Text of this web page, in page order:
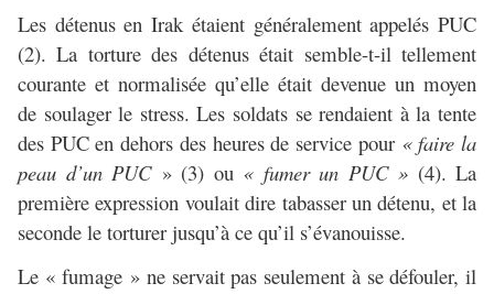
Les détenus en Irak étaient généralement appelés PUC
(2). La torture des détenus était semble-t-il tellement
courante et normalisée qu’elle était devenue un moyen
de soulager le stress. Les soldats se rendaient à la tente
des PUC en dehors des heures de service pour « faire la
peau d’un PUC » (3) ou « fumer un PUC » (4). La
première expression voulait dire tabasser un détenu, et la
seconde le torturer jusqu’à ce qu’il s’évanouisse.
Le « fumage » ne servait pas seulement à se défouler, il